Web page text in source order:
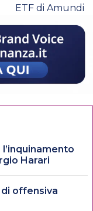
ETF di Amundi
Harari
offensiva